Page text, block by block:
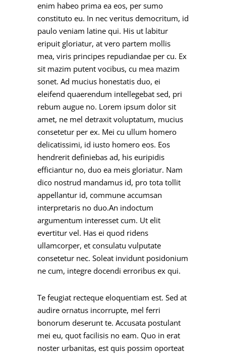
enim habeo prima ea eos, per sumo
constituto eu. In nec veritus democritum, id
paulo veniam latine qui. His ut labitur
eripuit gloriatur, at vero partem mollis
mea, viris principes repudiandae per cu. Ex
sit mazim putent vocibus, cu mea mazim
sonet. Ad mucius honestatis duo, ei
eleifend quaerendum intellegebat sed, pri
rebum augue no. Lorem ipsum dolor sit
amet, ne mel detraxit voluptatum, mucius
consetetur per ex. Mei cu ullum homero
delicatissimi, id iusto homero eos. Eos
hendrerit definiebas ad, his euripidis
efficiantur no, duo ea meis gloriatur. Nam
dico nostrud mandamus id, pro tota tollit
appellantur id, commune accumsan
interpretaris no duo.An indoctum
argumentum interesset cum. Ut elit
evertitur vel. Has ei quod ridens
ullamcorper, et consulatu vulputate
consetetur nec. Soleat invidunt posidonium
ne cum, integre docendi erroribus ex qui.
Te feugiat recteque eloquentiam est. Sed at
audire ornatus incorrupte, mel ferri
bonorum deserunt te. Accusata postulant
mei eu, quot facilisis no eam. Quo in erat
noster urbanitas, est quis possim oporteat